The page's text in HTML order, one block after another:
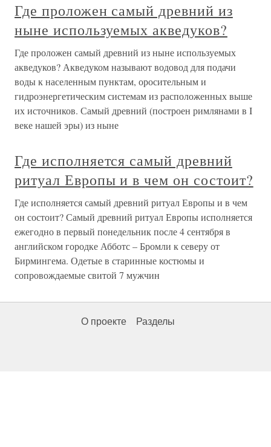
Где проложен самый древний из
ныне используемых акведуков?
Где проложен самый древний из ныне используемых
акведуков? Акведуком называют водовод для подачи
воды к населенным пунктам, оросительным и
гидроэнергетическим системам из расположенных выше
их источников. Самый древний (построен римлянами в I
веке нашей эры) из ныне
Где исполняется самый древний
ритуал Европы и в чем он состоит?
Где исполняется самый древний ритуал Европы и в чем
он состоит? Самый древний ритуал Европы исполняется
ежегодно в первый понедельник после 4 сентября в
английском городке Абботс – Бромли к северу от
Бирмингема. Одетые в старинные костюмы и
сопровождаемые свитой 7 мужчин
О проекте Разделы